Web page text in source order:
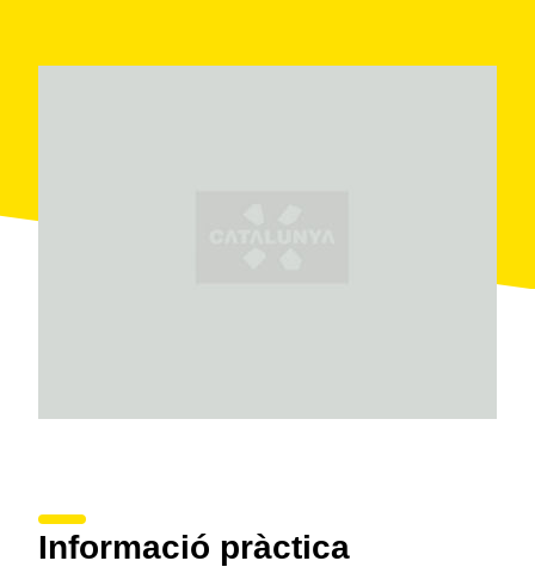
Informació pràctica